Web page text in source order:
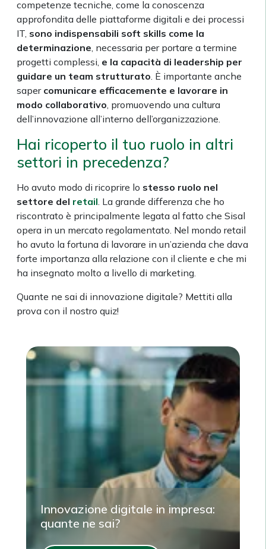
competenze tecniche, come la conoscenza
approfondita delle piattaforme digitali e dei processi
IT, sono indispensabili soft skills come la
determinazione , necessaria per portare a termine
progetti complessi, e la capacità di leadership per
guidare un team strutturato . È importante anche
saper comunicare efficacemente e lavorare in
modo collaborativo , promuovendo una cultura
dell’innovazione all’interno dell’organizzazione.
Hai ricoperto il tuo ruolo in altri
settori in precedenza?
Ho avuto modo di ricoprire lo stesso ruolo nel
settore del retail . La grande differenza che ho
riscontrato è principalmente legata al fatto che Sisal
opera in un mercato regolamentato. Nel mondo retail
ho avuto la fortuna di lavorare in un’azienda che dava
forte importanza alla relazione con il cliente e che mi
ha insegnato molto a livello di marketing.
Quante ne sai di innovazione digitale? Mettiti alla
prova con il nostro quiz!
Innovazione digitale in impresa:
quante ne sai?